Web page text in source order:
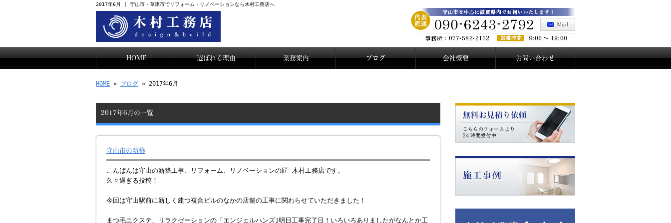
2017年6月 | 守山市・草津市でリフォーム・リノベーションなら木村工務店へ
HOME 選ばれる理由 業務案内 ブログ 会社概要 お問い合わせ
HOME » ブログ » 2017年6月
2017年6月の一覧
守山市の新築
こんばんは守山の新築工事、リフォーム、リノベーションの匠 木村工務店です。
久々過ぎる投稿！
今回は守山駅前に新しく建つ複合ビルのなかの店舗の工事に関わらせていただきました！
まつ毛エクステ、リラクゼーションの「エンジェルハンズ｣明日工事完了日！いろいろありましたがなんとか工